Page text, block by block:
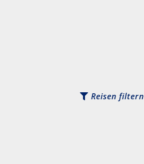
Reisen filtern